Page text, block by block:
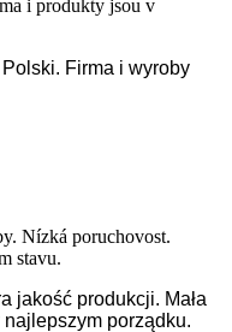
i produkty jsou v
Firma i wyroby
Nízká poruchovost.
stavu.
jakość produkcji. Mała
porządku.